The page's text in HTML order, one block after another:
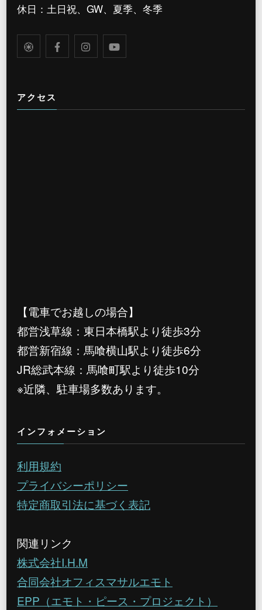
休日：土日祝、GW、夏季、冬季
アクセス
【電車でお越しの場合】
都営浅草線：東日本橋駅より徒歩3分
都営新宿線：馬喰横山駅より徒歩6分
JR総武本線：馬喰町駅より徒歩10分
※近隣、駐車場多数あります。
インフォメーション
利用規約
プライバシーポリシー
特定商取引法に基づく表記
関連リンク
株式会社I.H.M
合同会社オフィスマサルエモト
EPP（エモト・ピース・プロジェクト）